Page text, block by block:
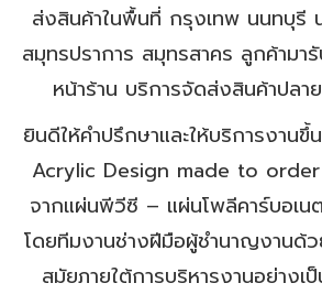
ส่งสินค้าในพื้นที่ กรุงเทพ นนทบุรี
สมุทรปราการ สมุทรสาคร ลูกค้ามา
หน้าร้าน บริการจัดส่งสินค้าปลา
ยินดีให้คำปรึกษาและให้บริการงานขึ้
Acrylic Design made to order
จากแผ่นพีวีซี – แผ่นโพลีคาร์บอเน
โดยทีมงานช่างฝีมือผู้ชำนาญงานด้
สมัยภายใต้การบริหารงานอย่างเ